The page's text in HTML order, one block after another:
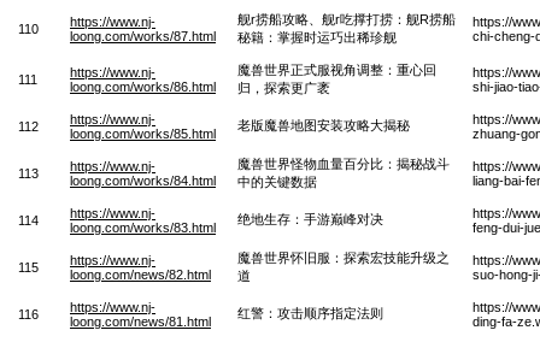
110
https://www.nj-
loong.com/works/87.html
舰r捞船攻略、舰r吃撑打捞：舰R捞船
秘籍：掌握时运巧出稀珍舰
https://
chi-cheng-
111
https://www.nj-
loong.com/works/86.html
魔兽世界正式服视角调整：重心回
归，探索更广袤
https://
shi-jiao-
112
https://www.nj-
loong.com/works/85.html
老版魔兽地图安装攻略大揭秘
https://
zhuang-
113
https://www.nj-
loong.com/works/84.html
魔兽世界怪物血量百分比：揭秘战斗
中的关键数据
https://
liang-bai-
114
https://www.nj-
loong.com/works/83.html
绝地生存：手游巅峰对决
https://
feng-dui-
115
https://www.nj-
loong.com/news/82.html
魔兽世界怀旧服：探索宏技能升级之
道
https://
suo-hong-
116
https://www.nj-
loong.com/news/81.html
红警：攻击顺序指定法则
https://
ding-fa-